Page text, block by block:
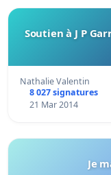
Soutien à J P
Nathalie Valentin
8 027 signatures
21 Mar 2014
Je